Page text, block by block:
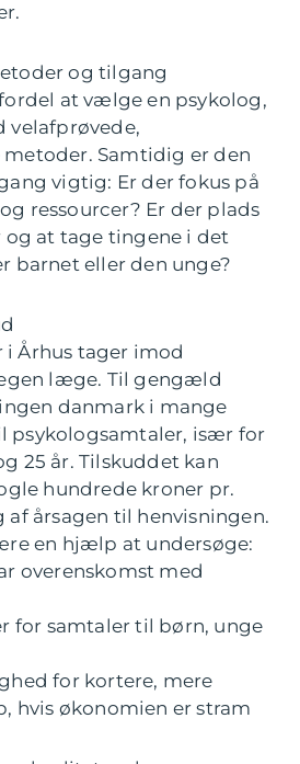
og tilgang
at vælge en psykolog,
velafprøvede,
metoder. Samtidig er den
vigtig: Er der fokus på
ressourcer? Er der plads
at tage tingene i det
barnet eller den unge?
i Århus tager imod
læge. Til gengæld
danmark i mange
især for
25 år. Tilskuddet kan
hundrede kroner pr.
årsagen til henvisningen.
en hjælp at undersøge:
overenskomst med
for samtaler til børn, unge
for kortere, mere
hvis økonomien er stram